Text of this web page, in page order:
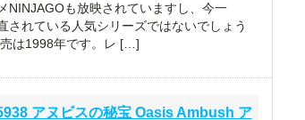
NINJAGOも放映されていますし、今一
されている人気シリーズではないでしょう
は1998年です。レ […]
アヌビスの秘宝 Oasis Ambush ア